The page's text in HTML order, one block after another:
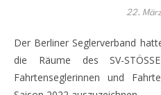
22.
Der Berliner Seglerverband hatte am Freitag, den 17. März, in
die Räume des SV-
Fahrtenseglerinnen und